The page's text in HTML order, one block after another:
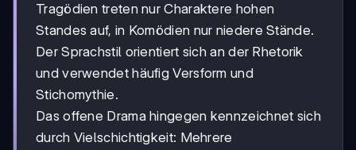
Tragödien treten nur Charaktere hohen
Standes auf, in Komödien nur niedere Stände.
Der Sprachstil orientiert sich an der Rhetorik
und verwendet häufig Versform und
Stichomythie.
Das offene Drama hingegen kennzeichnet sich
durch Vielschichtigkeit: Mehrere